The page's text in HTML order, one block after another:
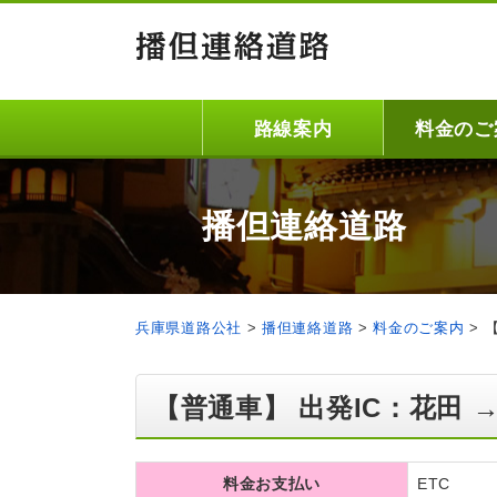
路線案内 料金の
播但連絡道路
兵庫県道路公社 >播但連絡道路 >料金のご案内 >
【普通車】 出発IC：花田
料金お支払い ETC